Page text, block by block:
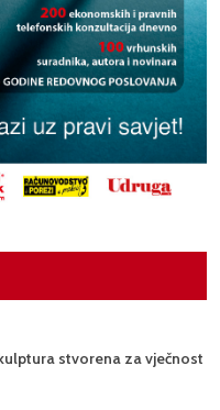
stvorena za vječnost